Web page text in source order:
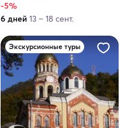
-5%
6 дней 13 – 18 сент.
Экскурсионные туры